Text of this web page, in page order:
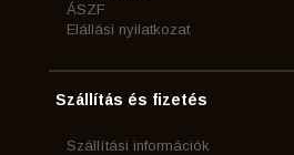
ÁSZF
Elállási nyilatkozat
Szállítás és fizetés
Szállítási információk